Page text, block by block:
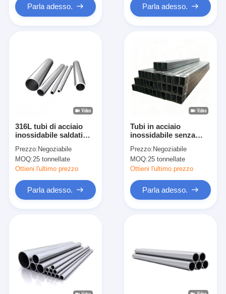
Parla adesso. Parla adesso.
316L tubi di acciaio
inossidabile saldati
alimentare,
farmaceutica e chimica
Prezzo: Negoziabile
MOQ:25 tonnellate
Ottieni l'ultimo prezzo
Parla adesso.
Tubi in acciaio
inossidabile senza
apparecchiature a
pressione e per il
trasporto di fluidi
Prezzo: Negoziabile
MOQ:25 tonnellate
Ottieni l'ultimo prezzo
Parla adesso.